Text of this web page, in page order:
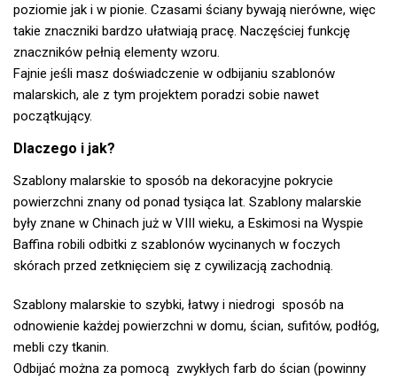
poziomie jak i w pionie. Czasami ściany bywają nierówne, więc
takie znaczniki bardzo ułatwiają pracę. Naczęściej funkcję
znaczników pełnią elementy wzoru.
Fajnie jeśli masz doświadczenie w odbijaniu szablonów
malarskich, ale z tym projektem poradzi sobie nawet
początkujący.
Dlaczego i jak?
Szablony malarskie to sposób na dekoracyjne pokrycie
powierzchni znany od ponad tysiąca lat. Szablony malarskie
były znane w Chinach już w VIII wieku, a Eskimosi na Wyspie
Baffina robili odbitki z szablonów wycinanych w foczych
skórach przed zetknięciem się z cywilizacją zachodnią.
Szablony malarskie to szybki, łatwy i niedrogi sposób na
odnowienie każdej powierzchni w domu, ścian, sufitów, podłóg,
mebli czy tkanin.
Odbijać można za pomocą zwykłych farb do ścian (powinny